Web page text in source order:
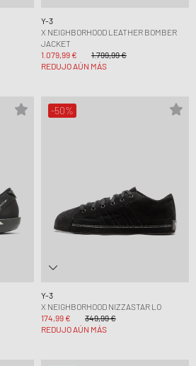
Y-3
X NEIGHBORHOOD LEATHER BOMBER
JACKET
1.079,99 €
1.799,99 €
REDUJO AÚN MÁS
-50%
Y-3
X NEIGHBORHOOD NIZZASTAR LO
174,99 €
349,99 €
REDUJO AÚN MÁS